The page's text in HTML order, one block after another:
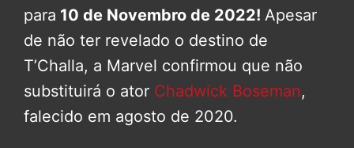
para 10 de Novembro de 2022! Apesar
de não ter revelado o destino de
T’Challa, a Marvel confirmou que não
substituirá o ator Chadwick Boseman,
falecido em agosto de 2020.